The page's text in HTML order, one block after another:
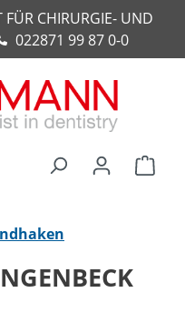
FÜR CHIRURGIE- UND
022871 99 87 0-0